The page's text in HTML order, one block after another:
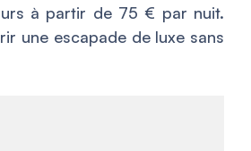
à partir de 75 € par nuit.
une escapade de luxe sans